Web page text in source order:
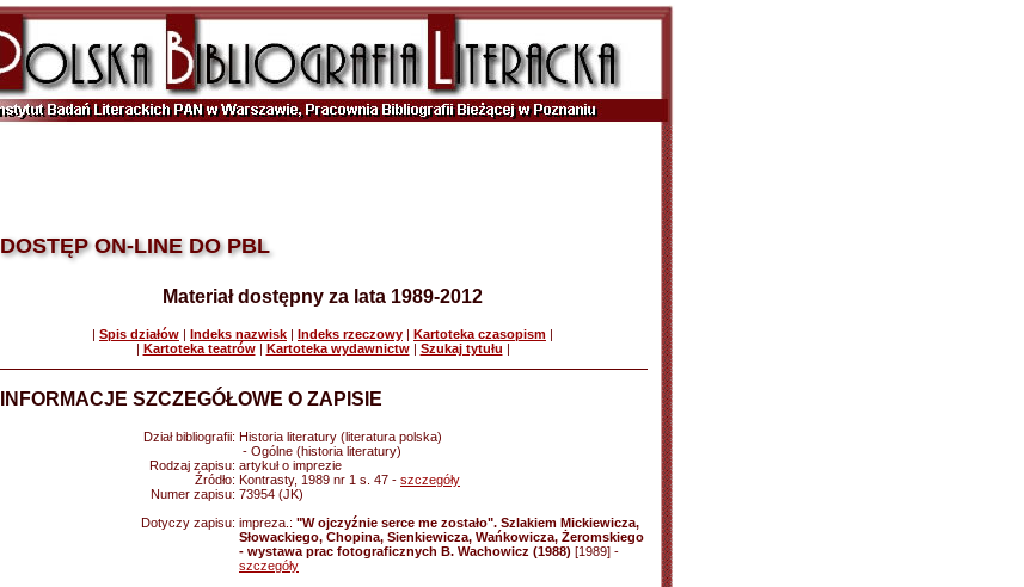
DOSTĘP ON-LINE DO PBL
Materiał dostępny za lata 1989-2012
| Spis działów | Indeks nazwisk | Indeks rzeczowy | Kartoteka czasopism |
| Kartoteka teatrów| Kartoteka wydawnictw| Szukaj tytułu |
INFORMACJE SZCZEGÓŁOWE O ZAPISIE
Dział bibliografii: Historia literatury (literatura polska)
- Ogólne (historia literatury)
Rodzaj zapisu: artykuł o imprezie
Źródło: Kontrasty, 1989 nr 1 s. 47 - szczegóły
Numer zapisu: 73954 (JK)
Dotyczy zapisu: impreza.: "W ojczyźnie serce me zostało". Szlakiem Mickiewicza,
Słowackiego, Chopina, Sienkiewicza, Wańkowicza, Żeromskiego
- wystawa prac fotograficznych B. Wachowicz (1988) [1989] -
szczegóły